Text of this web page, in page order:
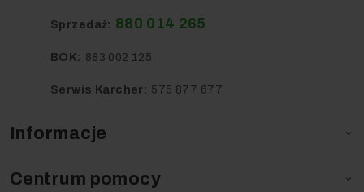
Informacje 
Centrum pomocy 
Sprzedaż: 880 014 265
BOK: 883 002 125
Serwis Karcher: 575 877 677